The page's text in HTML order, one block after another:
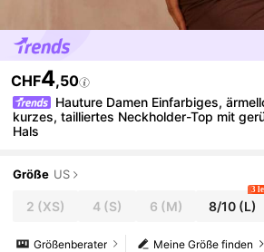
CHF4,50
Hauture Damen Einfarbiges,
kurzes, tailliertes Neckholder-Top mit
Hals
Größe US
2 (XS) 4(S) 6 (M) 8/10 (L)
3
Meine Größe finden
Größenberater